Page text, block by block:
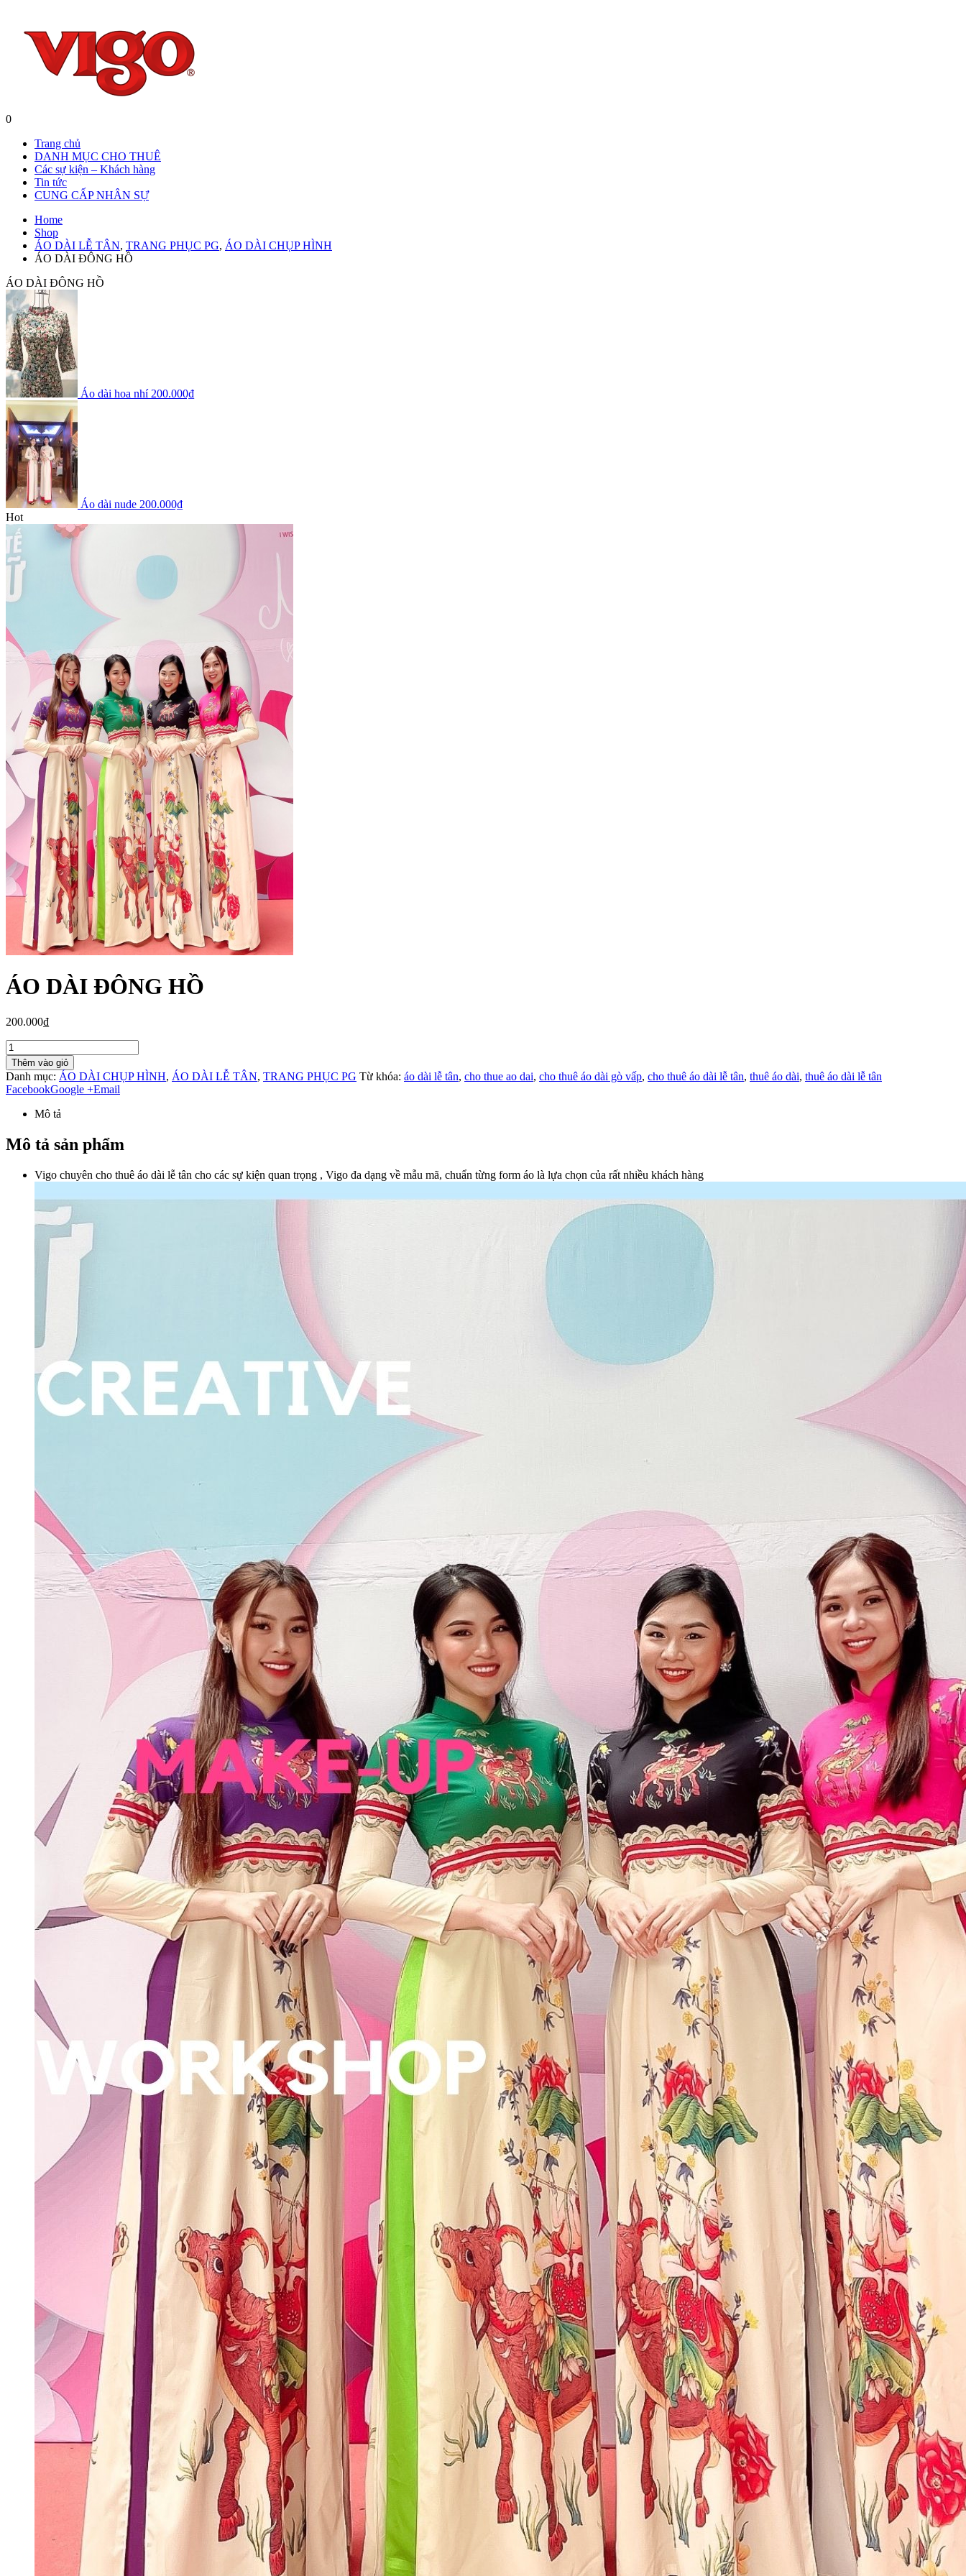
0
Trang chủ
DANH MỤC CHO THUÊ
Các sự kiện – Khách hàng
Tin tức
CUNG CẤP NHÂN SỰ
Home
Shop
ÁO DÀI LỄ TÂN, TRANG PHỤC PG, ÁO DÀI CHỤP HÌNH
ÁO DÀI ĐÔNG HỒ
ÁO DÀI ĐÔNG HỒ
Áo dài hoa nhí 200.000₫
Áo dài nude 200.000₫
Hot
ÁO DÀI ĐÔNG HỒ
200.000₫
Thêm vào giỏ
Danh mục: ÁO DÀI CHỤP HÌNH, ÁO DÀI LỄ TÂN, TRANG PHỤC PG Từ khóa: áo dài lễ tân, cho thue ao dai, cho thuê áo dài gò vấp, cho thuê áo dài lễ tân, thuê áo dài, thuê áo dài lễ tân
FacebookGoogle +Email
Mô tả
Mô tả sản phẩm
Vigo chuyên cho thuê áo dài lễ tân cho các sự kiện quan trọng , Vigo đa dạng về mẫu mã, chuẩn từng form áo là lựa chọn của rất nhiều khách hàng